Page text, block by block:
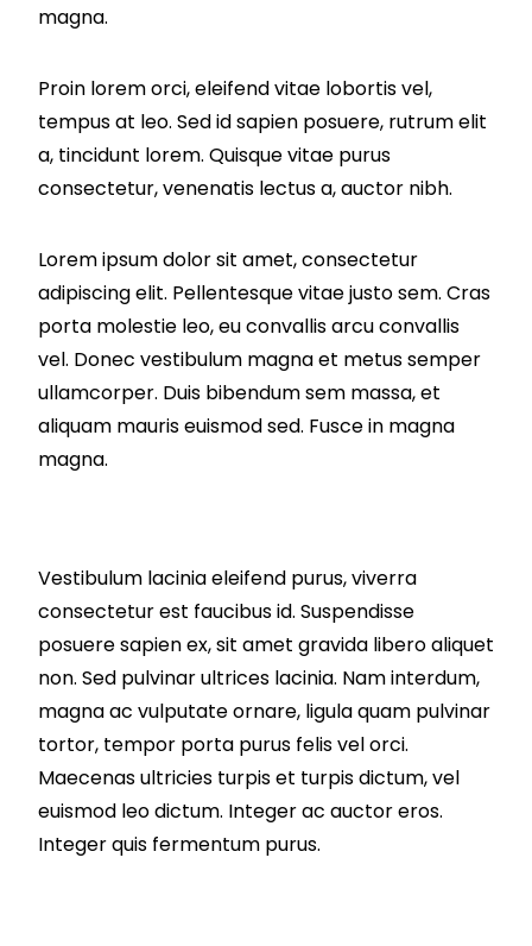
magna.
Proin lorem orci, eleifend vitae lobortis vel,
tempus at leo. Sed id sapien posuere, rutrum elit
a, tincidunt lorem. Quisque vitae purus
consectetur, venenatis lectus a, auctor nibh.
Lorem ipsum dolor sit amet, consectetur
adipiscing elit. Pellentesque vitae justo sem. Cras
porta molestie leo, eu convallis arcu convallis
vel. Donec vestibulum magna et metus semper
ullamcorper. Duis bibendum sem massa, et
aliquam mauris euismod sed. Fusce in magna
magna.
Vestibulum lacinia eleifend purus, viverra
consectetur est faucibus id. Suspendisse
posuere sapien ex, sit amet gravida libero aliquet
non. Sed pulvinar ultrices lacinia. Nam interdum,
magna ac vulputate ornare, ligula quam pulvinar
tortor, tempor porta purus felis vel orci.
Maecenas ultricies turpis et turpis dictum, vel
euismod leo dictum. Integer ac auctor eros.
Integer quis fermentum purus.